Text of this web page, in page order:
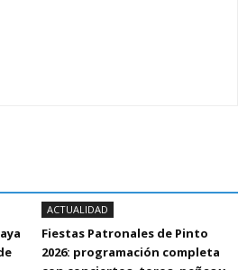
ACTUALIDAD
Fiestas Patronales de Pinto
2026: programación completa